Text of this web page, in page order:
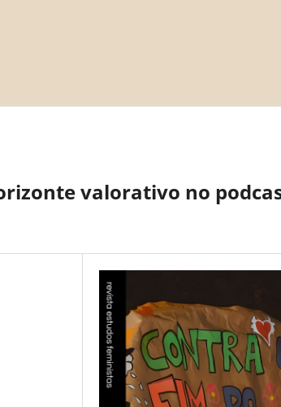
valorativo no